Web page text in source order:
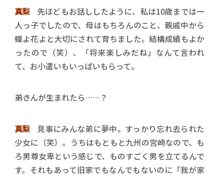
真梨先ほどもお話ししたように、私は10歳までは一
人っ子でしたので、母はもちろんのこと、親戚中から
蝶よ花よと大切にされて育ちました。結構成績もよか
ったので（笑）、「将来楽しみだね」なんて言われ
て、お小遣いもいっぱいもらって。
――弟さんが生まれたら……？
真梨見事にみんな弟に夢中。すっかり忘れ去られた
少女に（笑）。うちはもともと九州の宮崎なので、も
ろ男尊女卑という感じで、ものすごく男を立てるんで
す。それもあって旧家でもなんでもないのに「我が家